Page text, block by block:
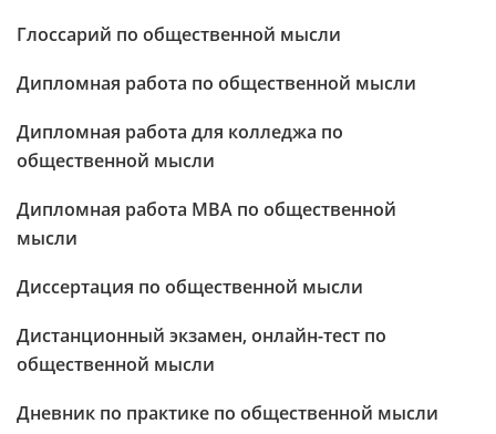
Глоссарий по общественной мысли
Дипломная работа по общественной мысли
Дипломная работа для колледжа по
общественной мысли
Дипломная работа МВА по общественной
мысли
Диссертация по общественной мысли
Дистанционный экзамен, онлайн-тест по
общественной мысли
Дневник по практике по общественной мысли